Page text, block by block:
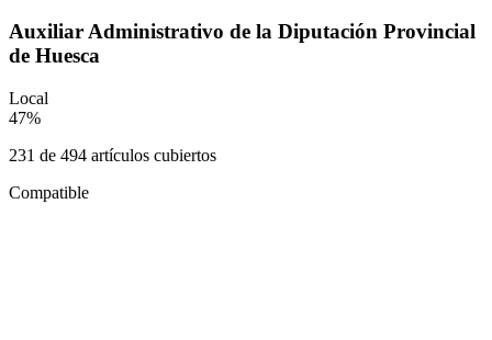
Auxiliar Administrativo de la Diputación Provincial
de Huesca
Local
47%
231 de 494 artículos cubiertos
Compatible